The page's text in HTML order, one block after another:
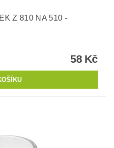
Z 810 NA 510 -
58 Kč